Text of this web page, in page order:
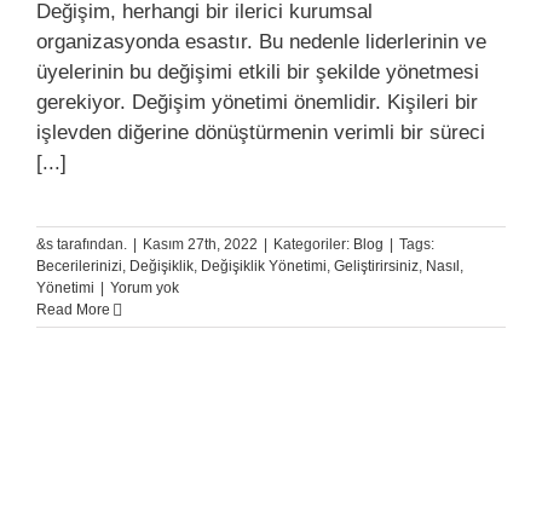
Değişim, herhangi bir ilerici kurumsal
organizasyonda esastır. Bu nedenle liderlerinin ve
üyelerinin bu değişimi etkili bir şekilde yönetmesi
gerekiyor. Değişim yönetimi önemlidir. Kişileri bir
işlevden diğerine dönüştürmenin verimli bir süreci
[...]
&s tarafından. Kasım 27th, 2022 Kategoriler: Blog
Tags:
Becerilerinizi, Değişiklik, Değişiklik Yönetimi, Geliştirirsiniz, Nasıl ,
Yönetimi
Yorum yok
Read More